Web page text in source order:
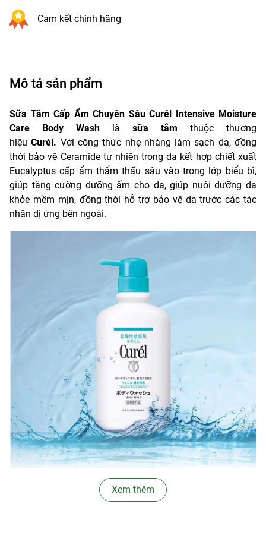
Cam kết chính hãng
Mô tả sản phẩm
Sữa Tắm Cấp Ẩm Chuyên Sâu Curél Intensive Moisture
Care Body Wash
là sữa tắm thuộc thương
hiệuCurél. Với công thức nhẹ nhàng làm sạch da, đồng
thời bảo vệ Ceramide tự nhiên trong da kết hợp chiết xuất
Eucalyptus cấp ẩm thẩm thấu sâu vào trong lớp biểu bì,
giúp tăng cường dưỡng ẩm cho da, giúp nuôi dưỡng da
khỏe mềm mịn, đồng thời hỗ trợ bảo vệ da trước các tác
nhân dị ứng bên ngoài.
Xem thêm